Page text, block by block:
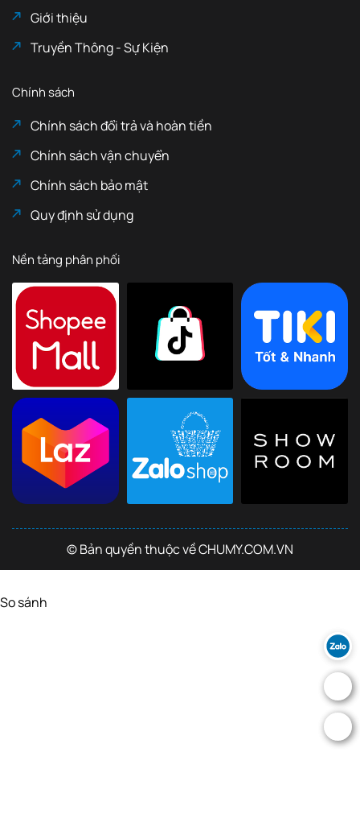
Giới thiệu
Truyền Thông - Sự Kiện
Chính sách
Chính sách đổi trả và hoàn tiền
Chính sách vận chuyển
Chính sách bảo mật
Quy định sử dụng
Nền tảng phân phối
© Bản quyền thuộc về CHUMY.COM.VN
So sánh